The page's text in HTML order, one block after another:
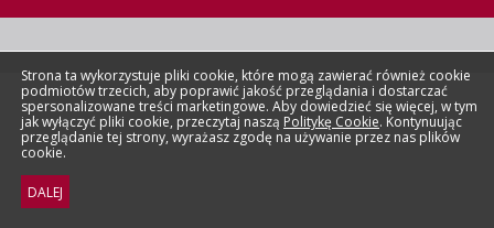
Strona ta wykorzystuje pliki cookie, które mogą zawierać również cookie
podmiotów trzecich, aby poprawić jakość przeglądania i dostarczać
spersonalizowane treści marketingowe. Aby dowiedzieć się więcej, w tym
jak wyłączyć pliki cookie, przeczytaj naszą Politykę Cookie. Kontynuując
przeglądanie tej strony, wyrażasz zgodę na używanie przez nas plików
cookie.
DALEJ